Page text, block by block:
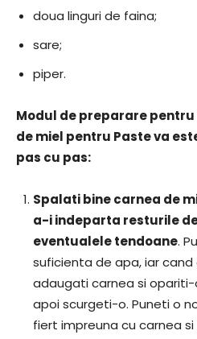
doua linguri de faina;
sare;
piper.
Modul de preparare
de miel pentru Paste va
pas cu pas:
Spalati bine carnea de
a-i indeparta resturile
eventualele tendoane.
suficienta de apa, iar
adaugati carnea si
apoi scurgeti-o. Puneti o
fiert impreuna cu carnea